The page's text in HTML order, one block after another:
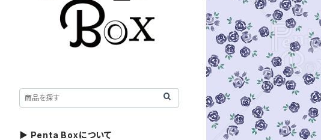
▶ Penta Boxについて